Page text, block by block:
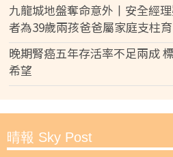
九龍城地盤奪命意外丨安全經
者為39歲兩孩爸爸屬家庭支柱
晚期腎癌五年存活率不足兩成
希望
晴報 Sky Post